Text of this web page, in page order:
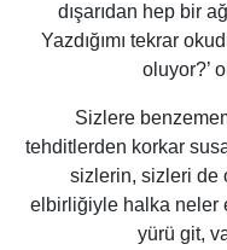
dışarıdan hep bir
Yazdığımı tekrar
oluyor?’
Sizlere
tehditlerden korkar
sizlerin, sizleri de
elbirliğiyle halka neler
yürü git,